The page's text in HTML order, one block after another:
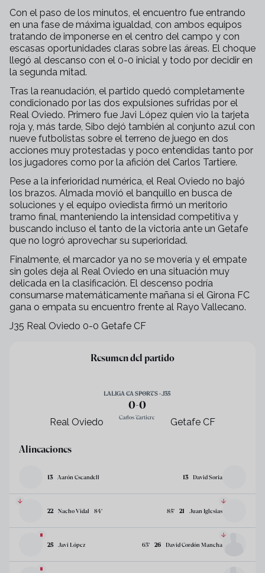
Con el paso de los minutos, el encuentro fue entrando
en una fase de máxima igualdad, con ambos equipos
tratando de imponerse en el centro del campo y con
escasas oportunidades claras sobre las áreas. El choque
llegó al descanso con el 0-0 inicial y todo por decidir en
la segunda mitad.
Tras la reanudación, el partido quedó completamente
condicionado por las dos expulsiones sufridas por el
Real Oviedo. Primero fue Javi López quien vio la tarjeta
roja y, más tarde, Sibo dejó también al conjunto azul con
nueve futbolistas sobre el terreno de juego en dos
acciones muy protestadas y poco entendidas tanto por
los jugadores como por la afición del Carlos Tartiere.
Pese a la inferioridad numérica, el Real Oviedo no bajó
los brazos. Almada movió el banquillo en busca de
soluciones y el equipo oviedista firmó un meritorio
tramo final, manteniendo la intensidad competitiva y
buscando incluso el tanto de la victoria ante un Getafe
que no logró aprovechar su superioridad.
Finalmente, el marcador ya no se movería y el empate
sin goles deja al Real Oviedo en una situación muy
delicada en la clasificación. El descenso podría
consumarse matemáticamente mañana si el Girona FC
gana o empata su encuentro frente al Rayo Vallecano.
J35 Real Oviedo 0-0 Getafe CF
Resumen del partido
Real Oviedo
LALIGA EA SPORTS · J35
0-0
Carlos Tartiere Getafe CF
Alineaciones
13 Aarón Escandell 13 David Soria
22 Nacho Vidal 84’ 21 Juan Iglesias
85’
25 Javi López 26 David Cordón Mancha
63’